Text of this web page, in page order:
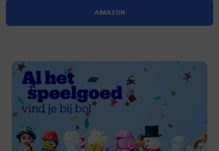
AMAZON